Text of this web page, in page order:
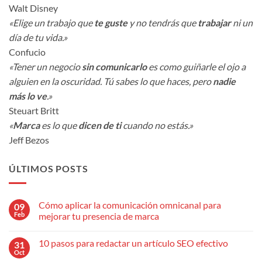
Walt Disney
«Elige un trabajo que te gustey no tendrás que trabajarni un
día de tu vida.»
Confucio
«Tener un negociosin comunicarloes como guiñarle el ojo a
alguien en la oscuridad. Tú sabes lo que haces, peronadie
más lo ve.»
Steuart Britt
«Marcaes lo quedicen de ticuando no estás.»
Jeff Bezos
ÚLTIMOS POSTS
09
Feb
Cómo aplicar la comunicación omnicanal para
mejorar tu presencia de marca
comentarios
31
Oct
10 pasos para redactar un artículo SEO efectivo